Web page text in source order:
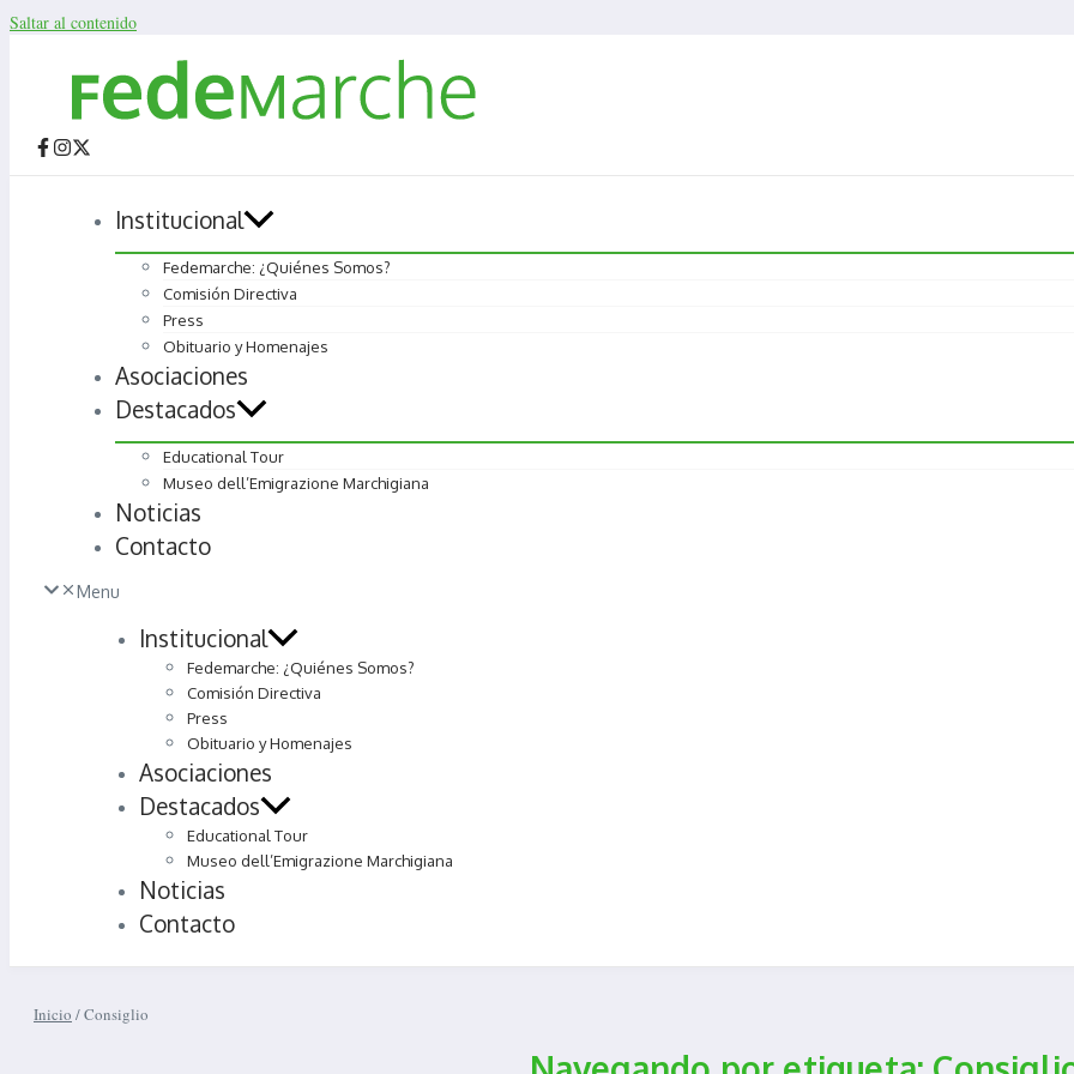
Saltar al contenido
Institucional
Fedemarche: ¿Quiénes Somos?
Comisión Directiva
Press
Obituario y Homenajes
Asociaciones
Destacados
Educational Tour
Museo dell’Emigrazione Marchigiana
Noticias
Contacto
Menu
Institucional
Fedemarche: ¿Quiénes Somos?
Comisión Directiva
Press
Obituario y Homenajes
Asociaciones
Destacados
Educational Tour
Museo dell’Emigrazione Marchigiana
Noticias
Contacto
Inicio /Consiglio